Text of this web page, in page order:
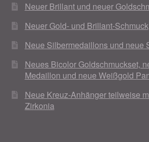
Neuer Brillant und neuer
Neuer Gold- und Brillant-Schmuck
Neue Silbermedaillons und neue
Neues Bicolor Goldschmuckset,
Medaillon und neue Weißgold
Neue Kreuz-Anhänger teilweise
Zirkonia